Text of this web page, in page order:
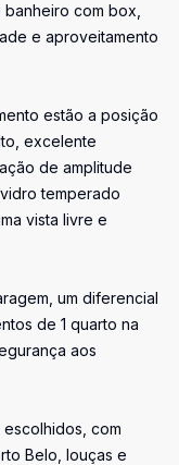
com box,
e aproveitamento
estão a posição
excelente
de amplitude
temperado
vista livre e
um diferencial
de 1 quarto na
aos
com
Belo, louças e